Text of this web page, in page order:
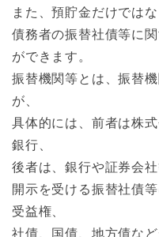
また、預貯金だけでは
債務者の振替社債等に
ができます。
振替機関等とは、振替
が、
具体的には、前者は株
銀行、
後者は、銀行や証券会社
開示を受ける振替社債
受益権、
社債、国債、地方債など